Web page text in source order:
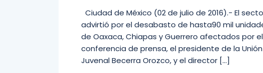
Ciudad de México (02 de julio de 2016).- El
advirtió por el desabasto de hasta90 mil
de Oaxaca, Chiapas y Guerrero afectados por
conferencia de prensa, el presidente de la
Juvenal Becerra Orozco, y el director […]